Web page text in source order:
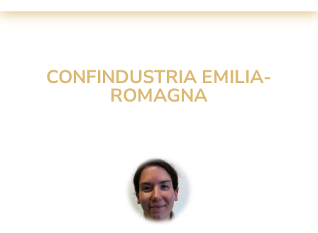
CONFINDUSTRIA EMILIA-
ROMAGNA